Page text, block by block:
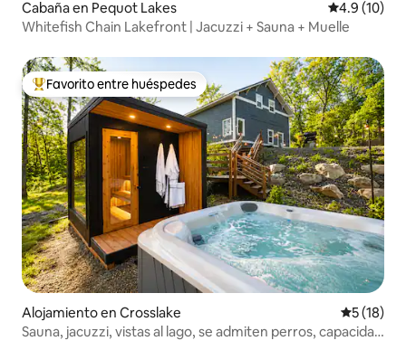
Cabaña en Pequot Lakes Calificación
4.9 (10)
Whitefish Chain Lakefront | Jacuzzi + Sauna + Muelle
Favorito entre huéspedes preferido
Favorito entre huéspedes
Alojamiento en Crosslake
5 (18)
Sauna, jacuzzi, vistas al lago, se admiten perros, capacidad